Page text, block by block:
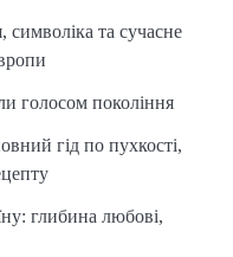
символіка та сучасне
голосом покоління
гід по пухкості,
глибина любові,